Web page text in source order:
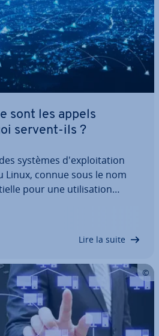
sont les appels
servent-ils ?
systèmes d'ex­ploi­ta­tion
Linux, connue sous le nom
pour une uti­li­sa­tion
système fonc­tionne sur une
Lire la suite